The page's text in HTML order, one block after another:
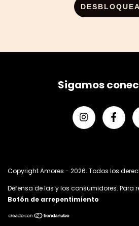
Sigamos
Copyright Amores - 2026. Todos los
Defensa de las y los consumidores. Para
Botón de arrepentimiento